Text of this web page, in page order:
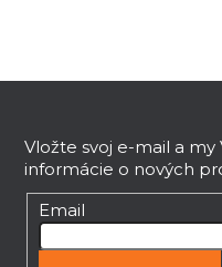
Vložte svoj e-mail a
informácie o nových
Email